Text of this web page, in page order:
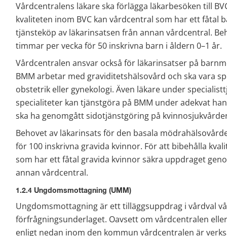
Vårdcentralens läkare ska förlägga läkarbesöken till
kvaliteten inom BVC kan vårdcentral som har ett fåtal
tjänsteköp av läkarinsatsen från annan vårdcentral.
timmar per vecka för 50 inskrivna barn i åldern 0–1 år.
Vårdcentralen ansvar också för läkarinsatser på
BMM arbetar med graviditetshälsovård och ska vara
obstetrik eller gynekologi. Även läkare under
specialiteter kan tjänstgöra på BMM under adekvat
ska ha genomgått sidotjänstgöring på
Behovet av läkarinsats för den basala
för 100 inskrivna gravida kvinnor. För att bibehålla
som har ett fåtal gravida kvinnor säkra uppdraget
annan vårdcentral.
1.2.4 Ungdomsmottagning (UMM)
Ungdomsmottagning är ett tilläggsuppdrag i vårdval
förfrågningsunderlaget. Oavsett om vårdcentralen
enligt nedan inom den kommun vårdcentralen är